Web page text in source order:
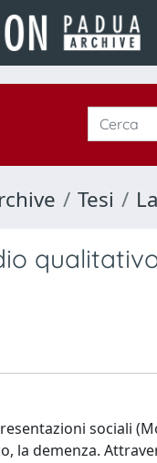
Tesi
sociali
la demenza.